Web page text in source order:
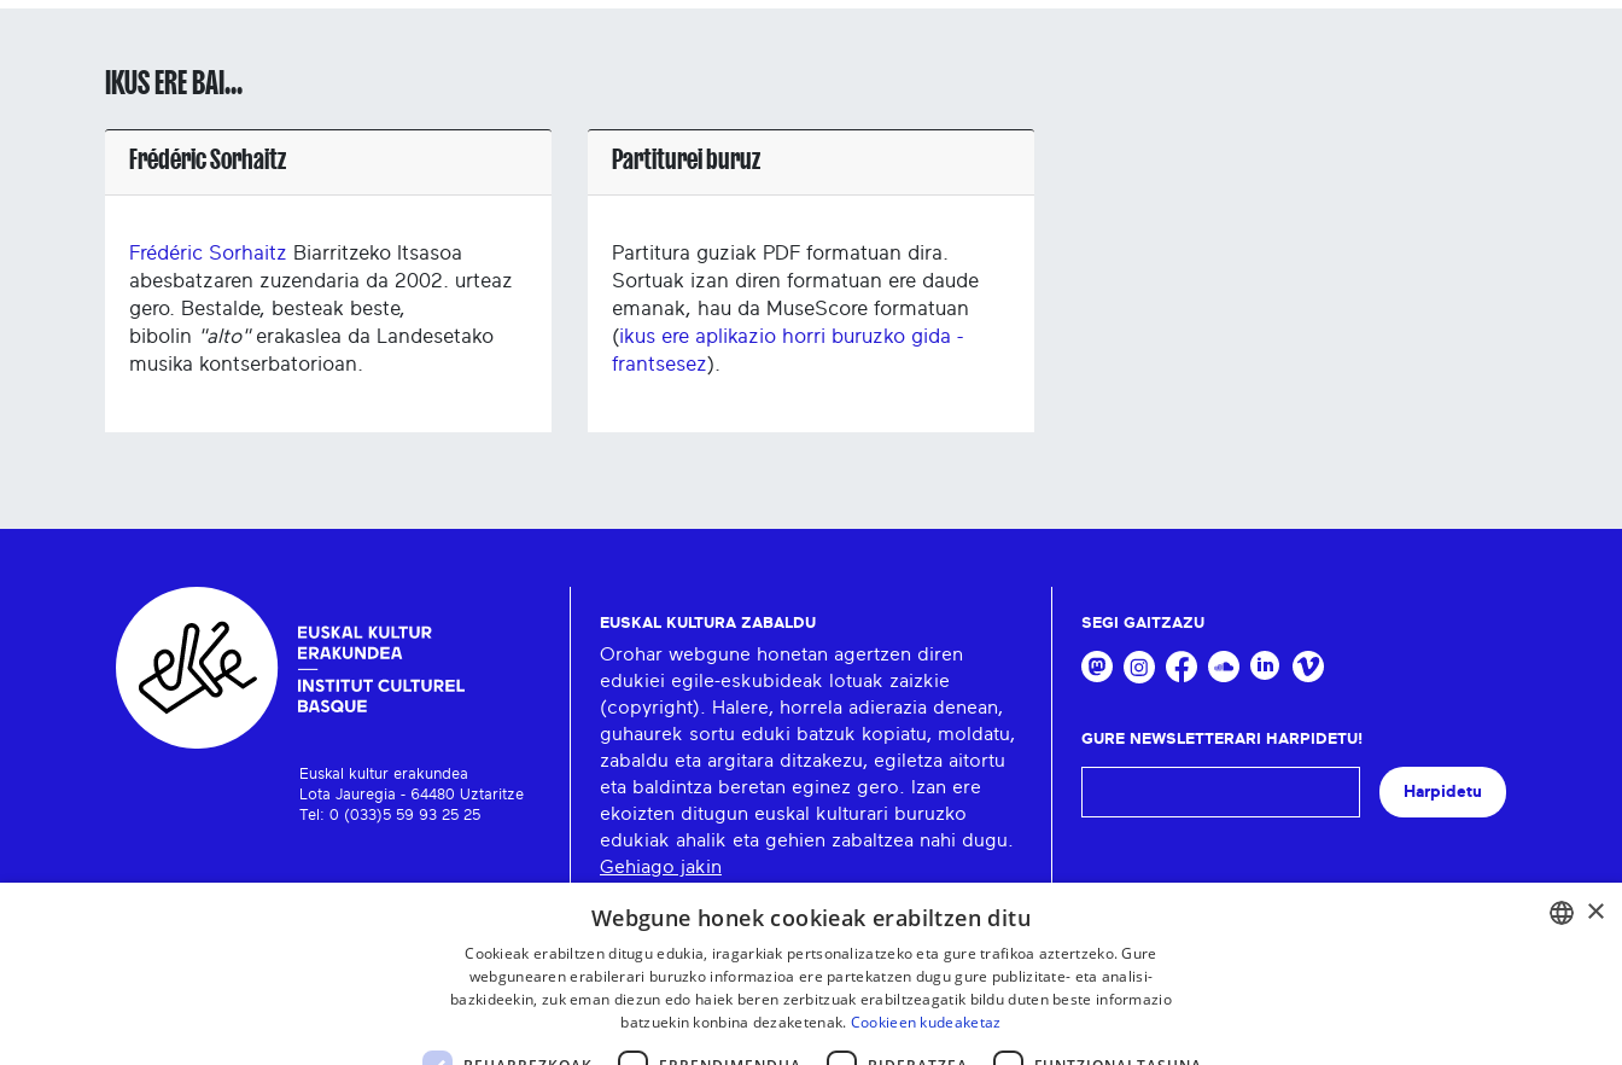
IKUS ERE BAI...
Frédéric Sorhaitz
Frédéric Sorhaitz Biarritzeko Itsasoa
abesbatzaren zuzendaria da 2002. urteaz
gero. Bestalde, besteak beste,
bibolin "alto"erakaslea da Landesetako
musika kontserbatorioan.
Partiturei buruz
Partitura guziak PDF formatuan dira.
Sortuak izan diren formatuan ere daude
emanak, hau da MuseScore formatuan
(ikus ere aplikazio horri buruzko gida -
frantsesez).
Euskal kultur erakundea
Lota Jauregia - 64480 Uztaritze
Tel: 0 (033)5 59 93 25 25
EUSKAL KULTURA ZABALDU
Orohar webgune honetan agertzen diren
edukiei egile-eskubideak lotuak zaizkie
(copyright). Halere, horrela adierazia denean,
guhaurek sortu eduki batzuk kopiatu, moldatu,
zabaldu eta argitara ditzakezu, egiletza aitortu
eta baldintza beretan eginez gero. Izan ere
ekoizten ditugun euskal kulturari buruzko
edukiak ahalik eta gehien zabaltzea nahi dugu.
Gehiago jakin
SEGI GAITZAZU
GURE NEWSLETTERARI HARPIDETU!
Harpidetu
×
Webgune honek cookieak erabiltzen ditu
Cookieak erabiltzen ditugu edukia, iragarkiak pertsonalizatzeko eta gure trafikoa aztertzeko. Gure
webgunearen erabilerari buruzko informazioa ere partekatzen dugu gure publizitate- eta analisi-
bazkideekin, zuk eman diezun edo haiek beren zerbitzuak erabiltzeagatik bildu duten beste informazio
batzuekin konbina dezaketenak. Cookieen kudeaketaz